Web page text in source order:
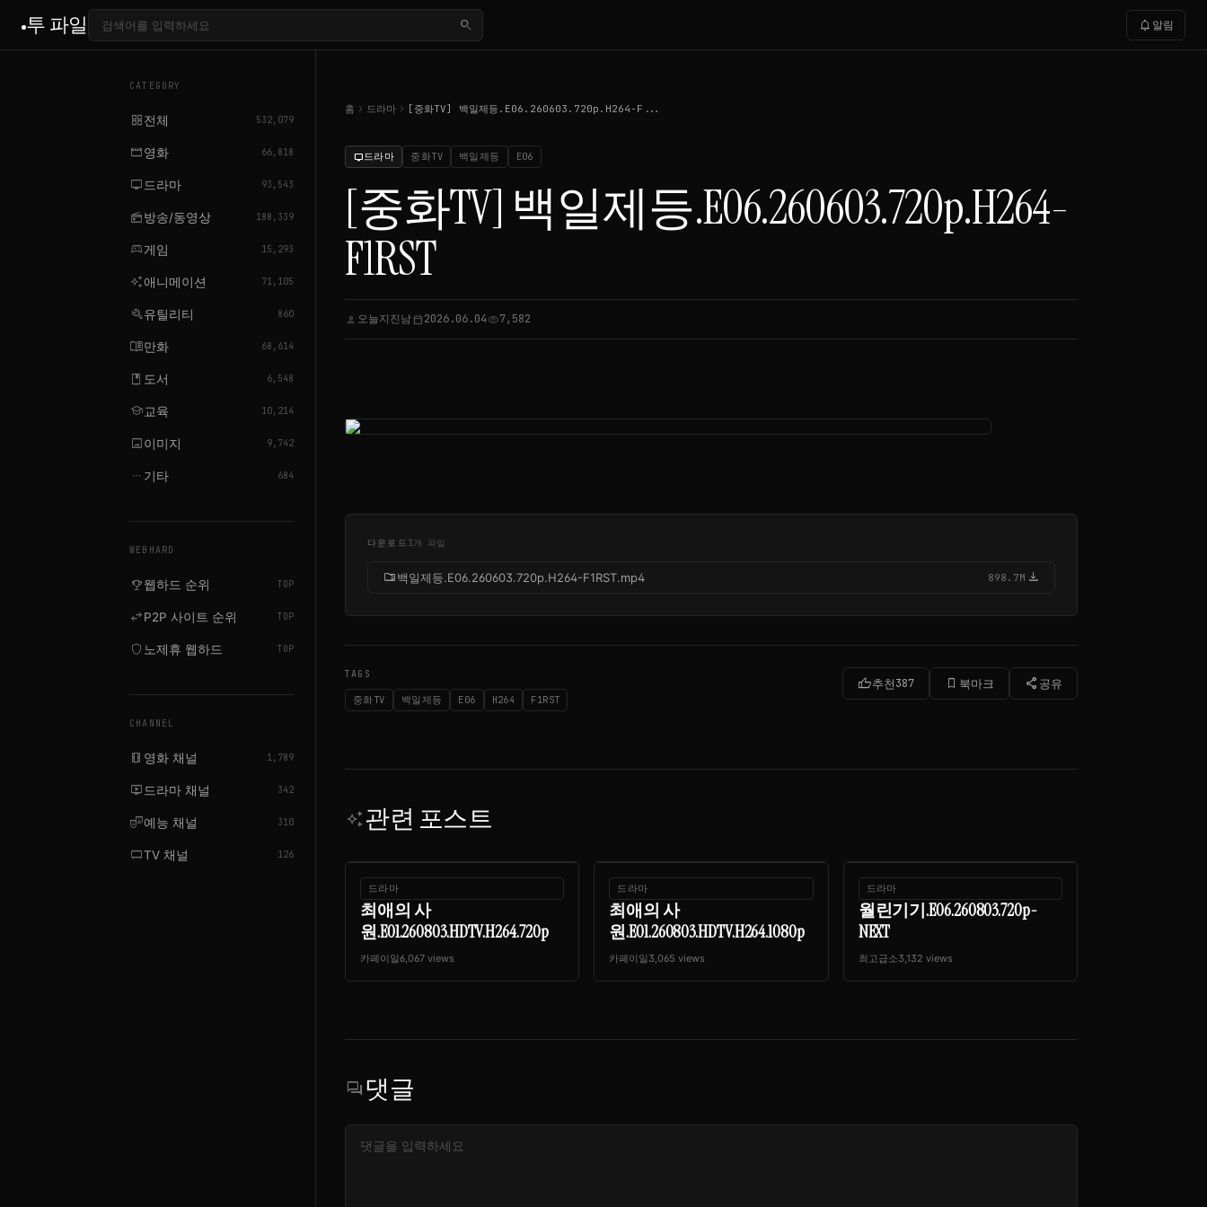
투 파일 search notifications 알림
CATEGORY
grid_view전체 532,079
movie영화 66,818
tv 드라마 93,543
radio방송/동영상 188,339
sports_esports게임 15,293
auto_awesome애니메이션 71,105
build유틸리티 860
menu_book만화 68,614
book 도서 6,548
school교육 10,214
image이미지 9,742
more_horiz 기타 684
WEBHARD
emoji_events웹하드 순위 TOP
swap_horizP2P 사이트 순위 TOP
shield 노제휴 웹하드 TOP
CHANNEL
local_movies 영화 채널 1,789
live_tv 드라마 채널 342
theater_comedy예능 채널 310
tv_genTV 채널 126
홈 chevron_right 드라마 chevron_right [중화TV] 백일제등.E06.260603.720p.H264-F...
tv드라마 중화TV 백일제등 E06
[중화TV] 백일제등.E06.260603.720p.H264-
F1RST
person 오늘지진남calendar_today2026.06.04visibility7,582
다운로드 1개 파일
folder_zip백일제등.E06.260603.720p.H264-F1RST.mp4 898.7M download
TAGS
중화TV 백일제등 E06 H264 F1RST
thumb_up추천387 bookmark_border 북마크 share 공유
auto_awesome관련 포스트
드라마
최애의 사
원.E01.260803.HDTV.H264.720p
카페이일6,067 views
드라마
최애의 사
원.E01.260803.HDTV.H264.1080p
카페이일 3,065 views
드라마
월린기기.E06.260803.720p-
NEXT
최고급소3,132 views
forum댓글